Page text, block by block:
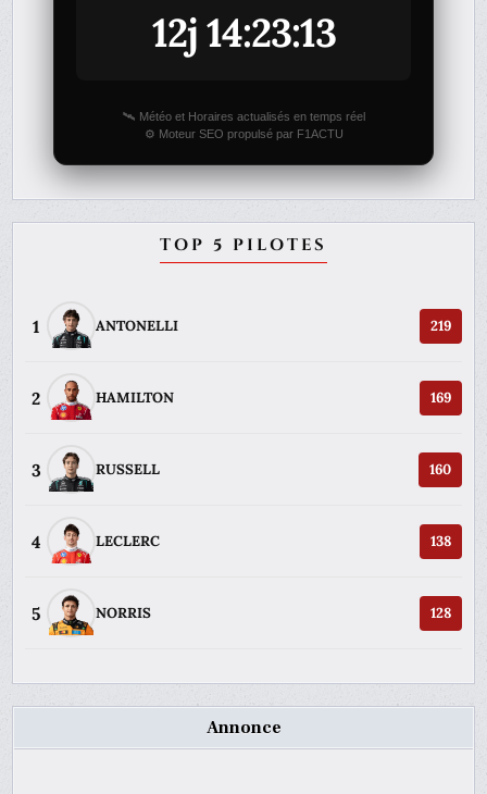
12j 14:23:13
🛰️ Météo et Horaires actualisés en temps réel
⚙️ Moteur SEO propulsé par F1ACTU
TOP 5 PILOTES
1 ANTONELLI 219
2 HAMILTON 169
3 RUSSELL 160
4 LECLERC 138
5 NORRIS 128
Annonce